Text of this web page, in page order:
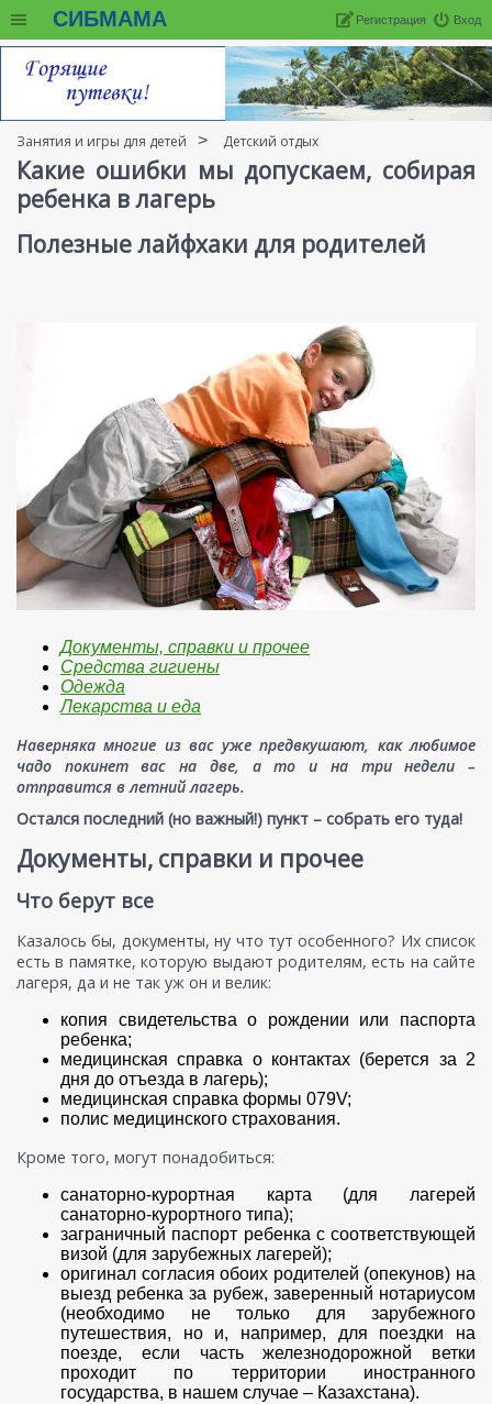
СИБМАМА Вход
Регистрация
Занятия и игры для детей Детский отдых
Какие ошибки мы допускаем, собирая
ребенка в лагерь
Полезные лайфхаки для родителей
Документы, справки и прочее
Средства гигиены
Одежда
Лекарства и еда
Наверняка многие из вас уже предвкушают, как любимое
чадо покинет вас на две, а то и на три недели –
отправится в летний лагерь.
Остался последний (но важный!) пункт – собрать его туда!
Документы, справки и прочее
Что берут все
Казалось бы, документы, ну что тут особенного? Их список
есть в памятке, которую выдают родителям, есть на сайте
лагеря, да и не так уж он и велик:
копия свидетельства о рождении или паспорта
ребенка;
медицинская справка о контактах (берется за 2
дня до отъезда в лагерь);
медицинская справка формы 079V;
полис медицинского страхования.
Кроме того, могут понадобиться:
санаторно-курортная карта (для лагерей
санаторно-курортного типа);
заграничный паспорт ребенка с соответствующей
визой (для зарубежных лагерей);
оригинал согласия обоих родителей (опекунов) на
выезд ребенка за рубеж, заверенный нотариусом
(необходимо не только для зарубежного
путешествия, но и, например, для поездки на
поезде, если часть железнодорожной ветки
проходит по территории иностранного
государства, в нашем случае – Казахстана).